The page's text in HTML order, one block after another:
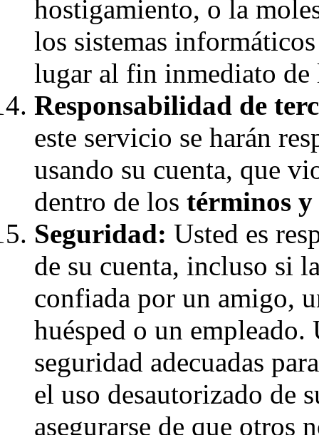
hostigamiento, o la
los sistemas
lugar al fin inmediato de
Responsabilidad de
este servicio se harán
usando su cuenta, que
dentro de los términos y
Seguridad: Usted es
de su cuenta, incluso si
confiada por un amigo,
huésped o un empleado.
seguridad adecuadas
el uso desautorizado de
asegurarse de que otros